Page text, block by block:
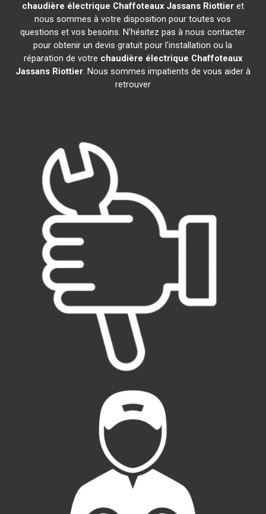
chaudière électrique Chaffoteaux Jassans Riottieret
nous sommes à votre disposition pour toutes vos
questions et vos besoins. N'hésitez pas à nous contacter
pour obtenir un devis gratuit pour l'installation ou la
réparation de votre chaudière électrique Chaffoteaux
Jassans Riottier. Nous sommes impatients de vous aider à
retrouver